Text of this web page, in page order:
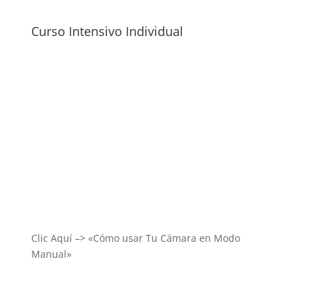
Curso Intensivo Individual
Clic Aquí –> «Cómo usar Tu Cámara en Modo
Manual»